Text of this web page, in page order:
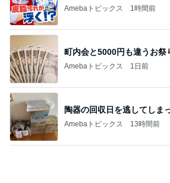
やっとグーができるように
Amebaトピックス 1日前
だいたの夫 ひとり遊びする
Amebaトピックス 1日前